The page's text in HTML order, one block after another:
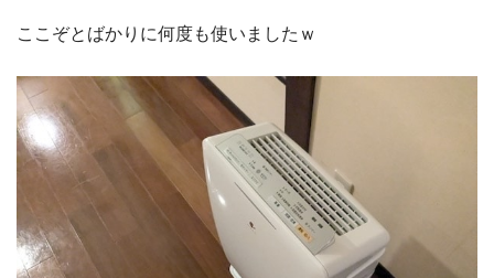
ここぞとばかりに何度も使いましたｗ